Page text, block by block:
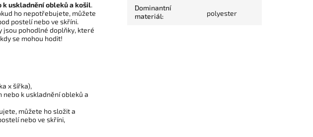
k uskladnění obleků a košil.
ho nepotřebujete, můžete
postelí nebo ve skříni.
jsou pohodlné doplňky, které
se mohou hodit!
x šířka),
nebo k uskladnění obleků a
můžete ho složit a
nebo ve skříni,
Dominantní
materiál: polyester